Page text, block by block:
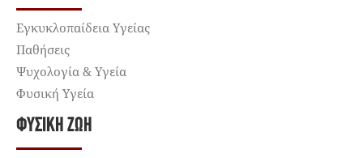
Εγκυκλοπαίδεια Υγείας
Παθήσεις
Ψυχολογία & Υγεία
Φυσική Υγεία
ΦΥΣΙΚΉ ΖΩΉ